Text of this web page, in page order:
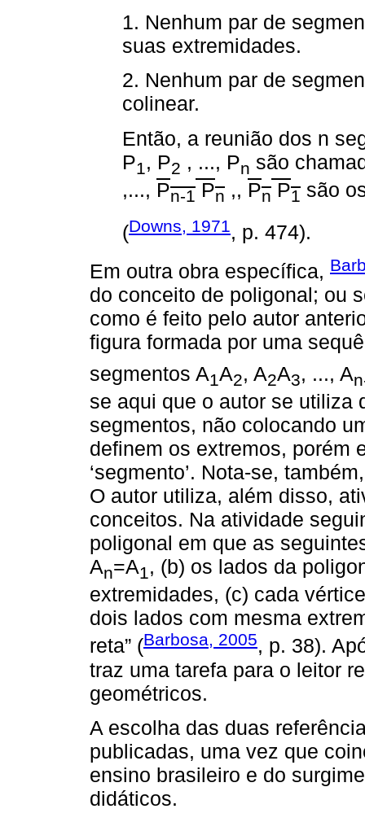
1. Nenhum par de
suas extremidades.
2. Nenhum par de
colinear.
Então, a reunião dos n
P1 , P2 , ..., Pn são
,..., Pn-1 Pn ,, Pn P1 são
(Downs, 1971, p. 474).
Em outra obra específica,
do conceito de poligonal; ou
como é feito pelo autor
figura formada por uma
segmentos A1A2, A2A3, ..., A
se aqui que o autor se utiliza
segmentos, não colocando
definem os extremos, porém
‘segmento’. Nota-se,
O autor utiliza, além disso,
conceitos. Na atividade
poligonal em que as
An=A1, (b) os lados da
extremidades, (c) cada
dois lados com mesma
reta” (Barbosa, 2005, p. 38).
traz uma tarefa para o leitor
geométricos.
A escolha das duas
publicadas, uma vez que
ensino brasileiro e do
didáticos.